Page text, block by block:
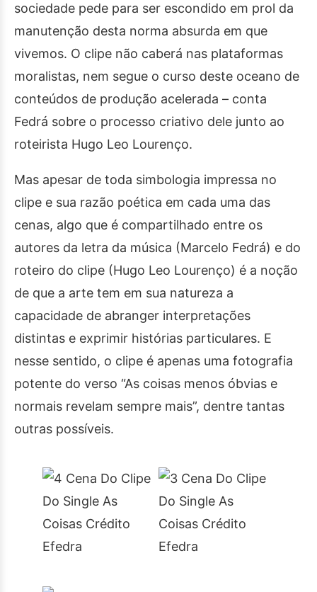
sociedade pede para ser escondido em prol da
manutenção desta norma absurda em que
vivemos. O clipe não caberá nas plataformas
moralistas, nem segue o curso deste oceano de
conteúdos de produção acelerada – conta
Fedrá sobre o processo criativo dele junto ao
roteirista Hugo Leo Lourenço.
Mas apesar de toda simbologia impressa no
clipe e sua razão poética em cada uma das
cenas, algo que é compartilhado entre os
autores da letra da música (Marcelo Fedrá) e do
roteiro do clipe (Hugo Leo Lourenço) é a noção
de que a arte tem em sua natureza a
capacidade de abranger interpretações
distintas e exprimir histórias particulares. E
nesse sentido, o clipe é apenas uma fotografia
potente do verso “As coisas menos óbvias e
normais revelam sempre mais”, dentre tantas
outras possíveis.